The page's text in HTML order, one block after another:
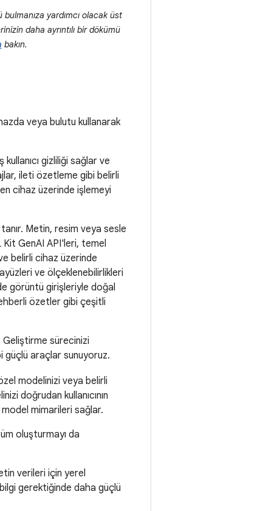
yardımcı olacak üst
daha ayrıntılı bir dökümü
bakın.
veya bulutu kullanarak
gizliliği sağlar ve
ileti özetleme gibi belirli
cihaz üzerinde işlemeyi
Metin, resim veya sesle
Kit GenAI API'leri, temel
belirli cihaz üzerinde
ve ölçeklenebilirlikleri
görüntü girişleriyle doğal
özetler gibi çeşitli
Geliştirme sürecinizi
güçlü araçlar sunuyoruz.
modelinizi veya belirli
doğrudan kullanıcının
mimarileri sağlar.
oluşturmayı da
verileri için yerel
gerektiğinde daha güçlü